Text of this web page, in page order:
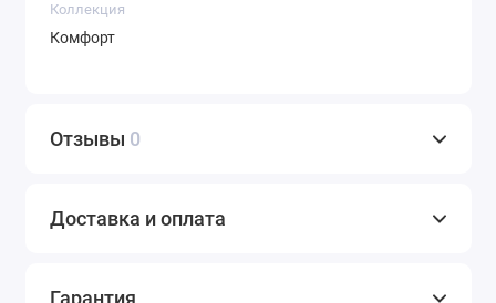
Коллекция
Комфорт
Отзывы 0
Доставка и оплата